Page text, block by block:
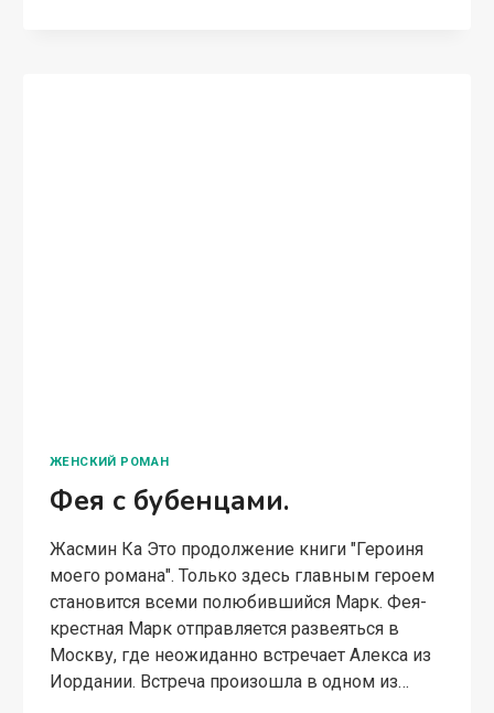
ЖЕНСКИЙ РОМАН
Фея с бубенцами.
Жасмин Ка Это продолжение книги "Героиня
моего романа". Только здесь главным героем
становится всеми полюбившийся Марк. Фея-
крестная Марк отправляется развеяться в
Москву, где неожиданно встречает Алекса из
Иордании. Встреча произошла в одном из…